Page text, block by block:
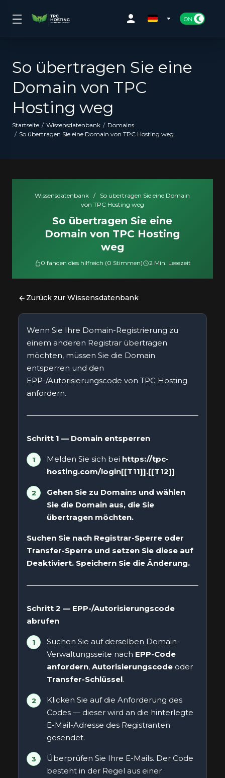
So übertragen Sie eine
Domain von TPC
Hosting weg
Startseite Wissensdatenbank
Domains
So übertragen Sie eine Domain von TPC Hosting weg
Wissensdatenbank /
So übertragen Sie eine Domain
von TPC Hosting weg
So übertragen Sie eine
Domain von TPC Hosting
weg
0 fanden dies hilfreich (0 Stimmen) 2 Min. Lesezeit
Zurück zur Wissensdatenbank
Wenn Sie Ihre Domain-Registrierung zu
einem anderen Registrar übertragen
möchten, müssen Sie die Domain
entsperren und den
EPP-/Autorisierungscode von TPC Hosting
anfordern.
Schritt 1 — Domain entsperren
Melden Sie sich bei https://tpc-
hosting.com/login[[T11]].[[T12]]
Gehen Sie zu Domains und wählen
Sie die Domain aus, die Sie
übertragen möchten.
Suchen Sie nach Registrar-Sperre oder
Transfer-Sperre und setzen Sie diese auf
Deaktiviert. Speichern Sie die Änderung.
Schritt 2 — EPP-/Autorisierungscode
abrufen
Suchen Sie auf derselben Domain-
Verwaltungsseite nach EPP-Code
anfordern, Autorisierungscode oder
Transfer-Schlüssel.
Klicken Sie auf die Anforderung des
Codes — dieser wird an die hinterlegte
E-Mail-Adresse des Registranten
gesendet.
Überprüfen Sie Ihre E-Mails. Der Code
besteht in der Regel aus einer